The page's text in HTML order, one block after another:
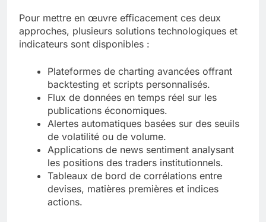
Pour mettre en œuvre efficacement ces deux
approches, plusieurs solutions technologiques et
indicateurs sont disponibles :
Plateformes de charting avancées offrant
backtesting et scripts personnalisés.
Flux de données en temps réel sur les
publications économiques.
Alertes automatiques basées sur des seuils
de volatilité ou de volume.
Applications de news sentiment analysant
les positions des traders institutionnels.
Tableaux de bord de corrélations entre
devises, matières premières et indices
actions.